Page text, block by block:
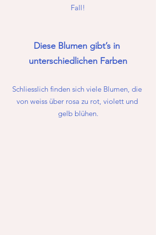
Fall!
Diese Blumen gibt’s in
unterschiedlichen Farben
Schliesslich finden sich viele Blumen, die
von weiss über rosa zu rot, violett und
gelb blühen.